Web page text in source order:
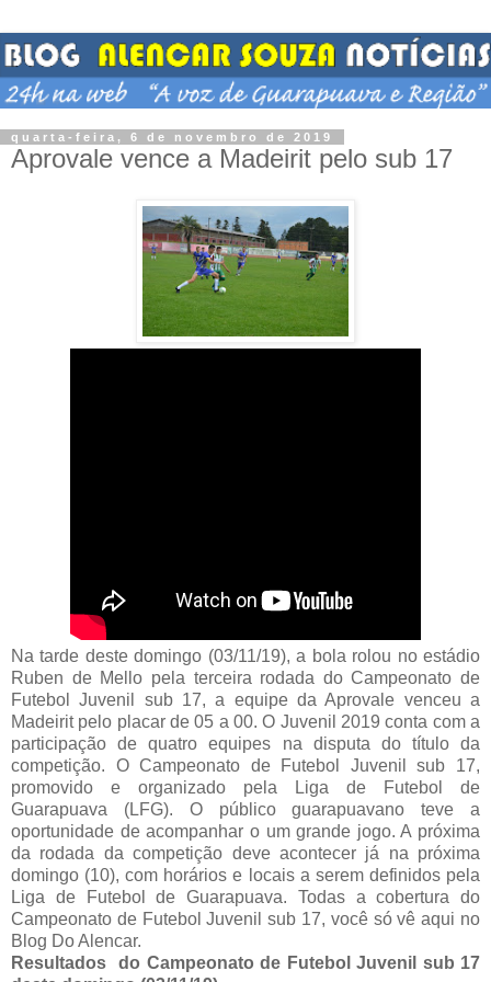
quarta-feira, 6 de novembro de 2019
Aprovale vence a Madeirit pelo sub 17
Na tarde deste domingo (03/11/19), a bola rolou no estádio
Ruben de Mello pela terceira rodada do Campeonato de
Futebol Juvenil sub 17, a equipe da Aprovale venceu a
Madeirit pelo placar de 05 a 00. O Juvenil 2019 conta com a
participação de quatro equipes na disputa do título da
competição. O Campeonato de Futebol Juvenil sub 17,
promovido e organizado pela Liga de Futebol de
Guarapuava (LFG). O público guarapuavano teve a
oportunidade de acompanhar o um grande jogo. A próxima
da rodada da competição deve acontecer já na próxima
domingo (10), com horários e locais a serem definidos pela
Liga de Futebol de Guarapuava. Todas a cobertura do
Campeonato de Futebol Juvenil sub 17, você só vê aqui no
Blog Do Alencar.
Resultados do Campeonato de Futebol Juvenil sub 17